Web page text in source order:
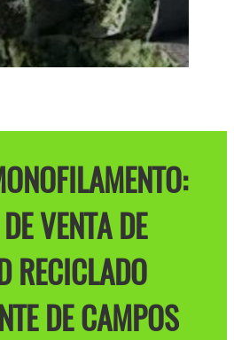
VENTA DE
RECICLADO
DE CAMPOS